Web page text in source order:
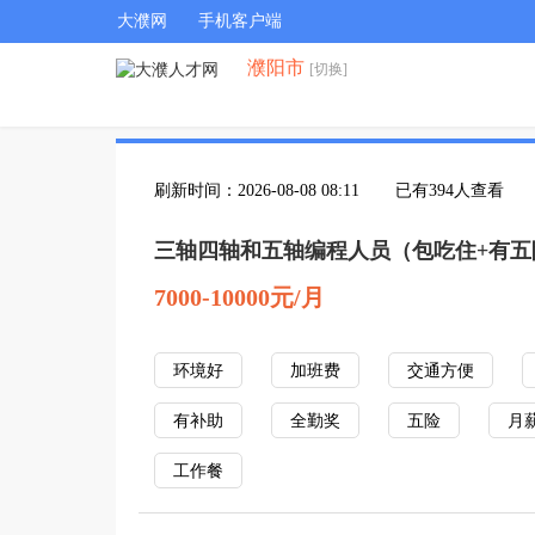
大濮网 手机客户端
濮阳市 [切换]
刷新时间：2026-08-08 08:11 已有394人查看
三轴四轴和五轴编程人员（包吃住+有
7000-10000元/月
环境好 加班费 交通方便
有补助 全勤奖 五险 月
工作餐